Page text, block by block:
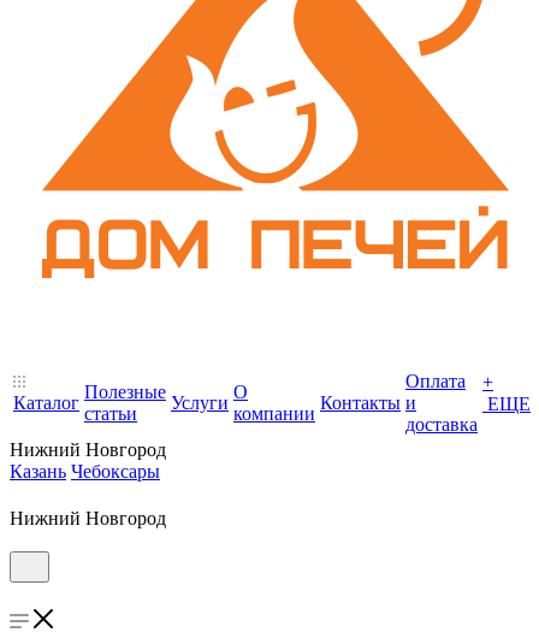
Каталог
Полезные
статьи
Услуги
О
компании
Контакты
Оплата
и
доставка
+
ЕЩЕ
Нижний Новгород
Казань Чебоксары
Нижний Новгород